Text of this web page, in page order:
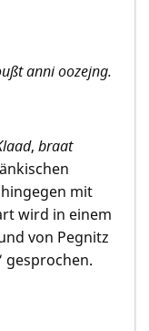
anni oozejng.
, braat
mit
wird in einem
von Pegnitz
gesprochen.